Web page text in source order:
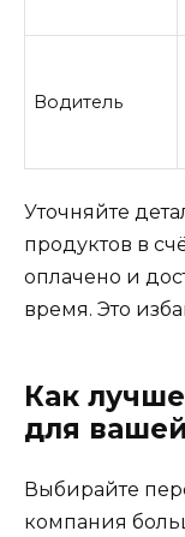
Водитель
Уточняйте
продуктов в
оплачено и
время. Это
Как
для
Выбирайте
компания